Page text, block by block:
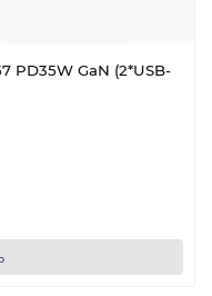
PD35W GaN (2*USB-